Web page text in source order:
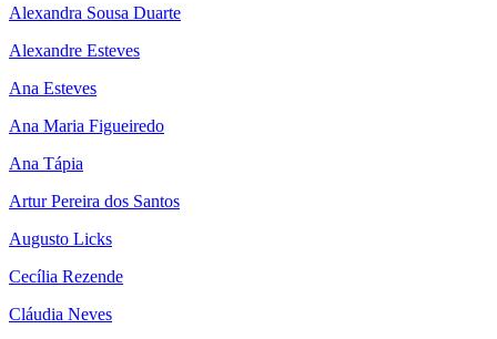
Alexandra Sousa Duarte
Alexandre Esteves
Ana Esteves
Ana Maria Figueiredo
Ana Tápia
Artur Pereira dos Santos
Augusto Licks
Cecília Rezende
Cláudia Neves